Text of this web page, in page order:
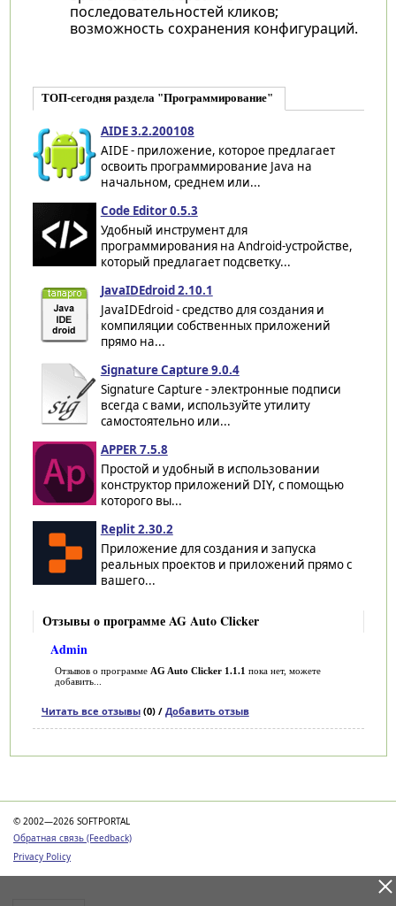
последовательностей кликов;
возможность сохранения конфигураций.
ТОП-сегодня раздела "Программирование"
AIDE 3.2.200108
AIDE - приложение, которое предлагает
освоить программирование Java на
начальном, среднем или...
Code Editor 0.5.3
Удобный инструмент для
программирования на Android-устройстве,
который предлагает подсветку...
JavaIDEdroid 2.10.1
JavaIDEdroid - средство для создания и
компиляции собственных приложений
прямо на...
Signature Capture 9.0.4
Signature Capture - электронные подписи
всегда с вами, используйте утилиту
самостоятельно или...
APPER 7.5.8
Простой и удобный в использовании
конструктор приложений DIY, с помощью
которого вы...
Replit 2.30.2
Приложение для создания и запуска
реальных проектов и приложений прямо с
вашего...
Отзывы о программе AG Auto Clicker
Admin
Отзывов о программе AG Auto Clicker 1.1.1 пока нет, можете
добавить...
Читать все отзывы(0) / Добавить отзыв
© 2002—2026 SOFTPORTAL
Обратная связь (Feedback)
Privacy Policy